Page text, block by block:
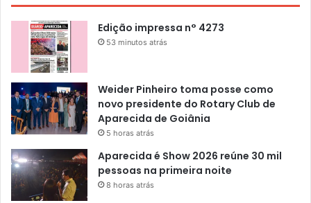
Edição impressa n° 4273
53 minutos atrás
Weider Pinheiro toma posse como
novo presidente do Rotary Club de
Aparecida de Goiânia
5 horas atrás
Aparecida é Show 2026 reúne 30 mil
pessoas na primeira noite
8 horas atrás